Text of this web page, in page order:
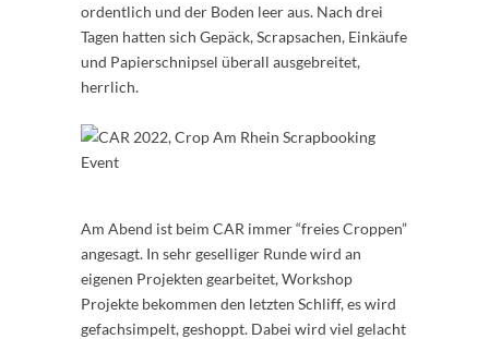
ordentlich und der Boden leer aus. Nach drei
Tagen hatten sich Gepäck, Scrapsachen, Einkäufe
und Papierschnipsel überall ausgebreitet,
herrlich.
Am Abend ist beim CAR immer “freies Croppen”
angesagt. In sehr geselliger Runde wird an
eigenen Projekten gearbeitet, Workshop
Projekte bekommen den letzten Schliff, es wird
gefachsimpelt, geshoppt. Dabei wird viel gelacht